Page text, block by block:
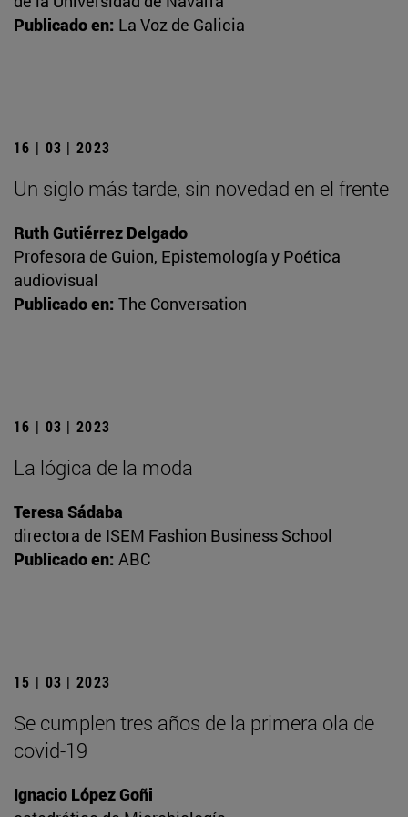
Publicado en: La Voz de Galicia
16 | 03 | 2023
Un siglo más tarde, sin novedad en el frente
Ruth Gutiérrez Delgado
Profesora de Guion, Epistemología y Poética
audiovisual
Publicado en: The Conversation
16 | 03 | 2023
La lógica de la moda
Teresa Sádaba
directora de ISEM Fashion Business School
Publicado en: ABC
15 | 03 | 2023
Se cumplen tres años de la primera ola de
covid-19
Ignacio López Goñi